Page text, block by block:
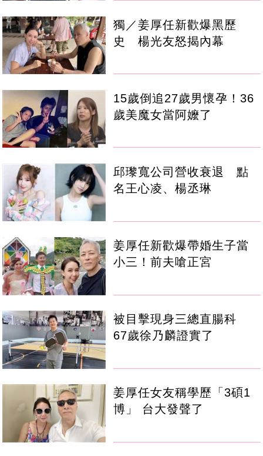
獨／姜厚任新歡爆黑歷
史 楊光友怒揭內幕
15歲倒追27歲男懷孕！36
歲美魔女當阿嬤了
邱瓈寬公司營收衰退 點
名王心凌、楊丞琳
姜厚任新歡爆帶婚生子當
小三！前夫嗆正宮
被目擊現身三總直腸科
67歲徐乃麟證實了
姜厚任女友稱學歷「3碩1
博」 台大發聲了